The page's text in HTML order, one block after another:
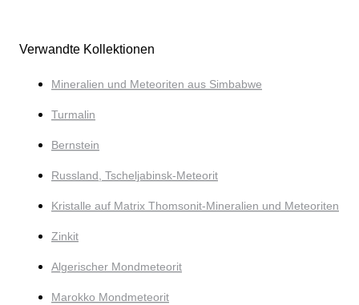
Verwandte Kollektionen
Mineralien und Meteoriten aus Simbabwe
Turmalin
Bernstein
Russland, Tscheljabinsk-Meteorit
Kristalle auf Matrix Thomsonit-Mineralien und Meteoriten
Zinkit
Algerischer Mondmeteorit
Marokko Mondmeteorit